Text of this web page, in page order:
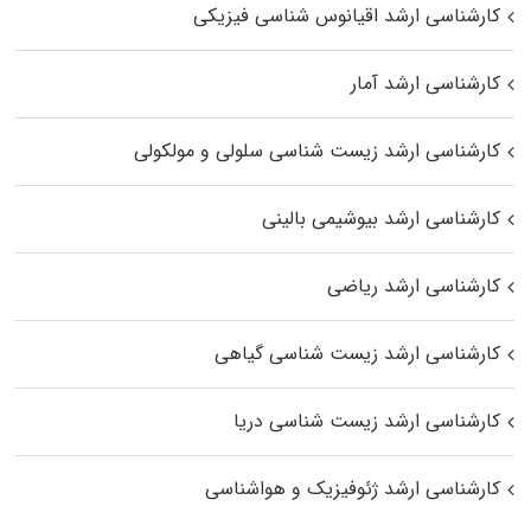
کارشناسی ارشد اقیانوس‌ شناسی فیزیکی
کارشناسی ارشد آمار
کارشناسی ارشد زیست شناسی سلولی و مولکولی
کارشناسی ارشد بیوشیمی بالینی
کارشناسی ارشد ریاضی
کارشناسی ارشد زیست‌ شناسی گیاهی
کارشناسی ارشد زیست‌ شناسی دریا
کارشناسی ارشد ژئوفیزیک و هواشناسی